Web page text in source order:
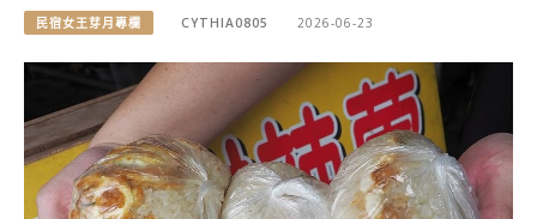
民宿女王芽月專欄 CYTHIA0805 2026-06-23